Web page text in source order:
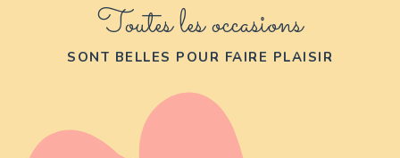
Toutes les occasions
SONT BELLES POUR FAIRE PLAISIR